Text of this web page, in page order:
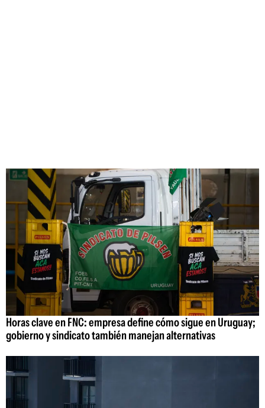
Horas clave en FNC: empresa define cómo sigue en Uruguay;
gobierno y sindicato también manejan alternativas